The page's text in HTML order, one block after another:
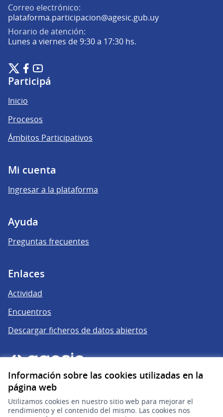
Información sobre las cookies utilizadas en la
página web
Utilizamos cookies en nuestro sitio web para mejorar el
rendimiento y el contenido del mismo. Las cookies nos
Correo electrónico:
plataforma.participacion@agesic.gub.uy(Abrir en una
Horario de atención:
Lunes a viernes de 9:30 a 17:30 hs.
Plataforma de Participación Ciudadana Digital en X
(Enlace externo)
Plataforma de Participación Ciudadana Digital en Facebook
(Enlace externo)
Plataforma de Participación Ciudadana Digital en
(Enlace externo)
Participá
Inicio
Procesos
Ámbitos Participativos
Mi cuenta
Ingresar a la plataforma
Ayuda
Preguntas frecuentes
Enlaces
Actividad
Encuentros
Descargar ficheros de datos abiertos